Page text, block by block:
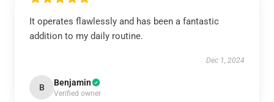
It operates flawlessly and has been a fantastic
addition to my daily routine.
Dec 1, 2024
B Benjamin
Verified owner